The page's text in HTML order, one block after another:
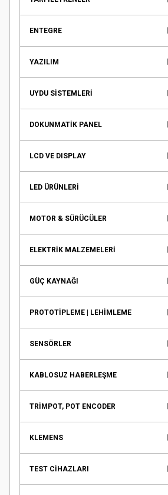
ENTEGRE
YAZILIM
UYDU SİSTEMLERİ
DOKUNMATİK PANEL
LCD VE DISPLAY
LED ÜRÜNLERİ
MOTOR & SÜRÜCÜLER
ELEKTRİK MALZEMELERİ
GÜÇ KAYNAĞI
PROTOTİPLEME | LEHİMLEME
SENSÖRLER
KABLOSUZ HABERLEŞME
TRİMPOT, POT ENCODER
KLEMENS
TEST CİHAZLARI